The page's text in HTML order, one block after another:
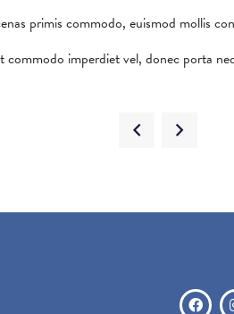
primis commodo, euismod mollis
imperdiet vel, donec porta